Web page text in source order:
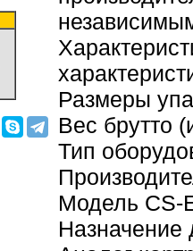
Размеры
Вес брутто
Тип
Модель CS-
Назначение